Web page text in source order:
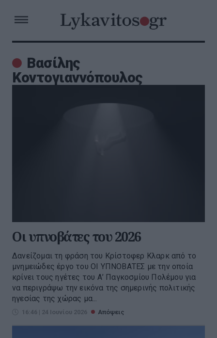
Βασίλης
Κοντογιαννόπουλος
Οι υπνοβάτες του 2026
Δανείζομαι τη φράση του Κρίστοφερ Κλαρκ από το
μνημειώδες έργο του ΟΙ ΥΠΝΟΒΑΤΕΣ με την οποία
κρίνει τους ηγέτες του Α’ Παγκοσμίου Πολέμου για
να περιγράψω την εικόνα της σημερινής πολιτικής
ηγεσίας της χώρας μα...
16:46 | 24 Ιουνίου 2026 Απόψεις